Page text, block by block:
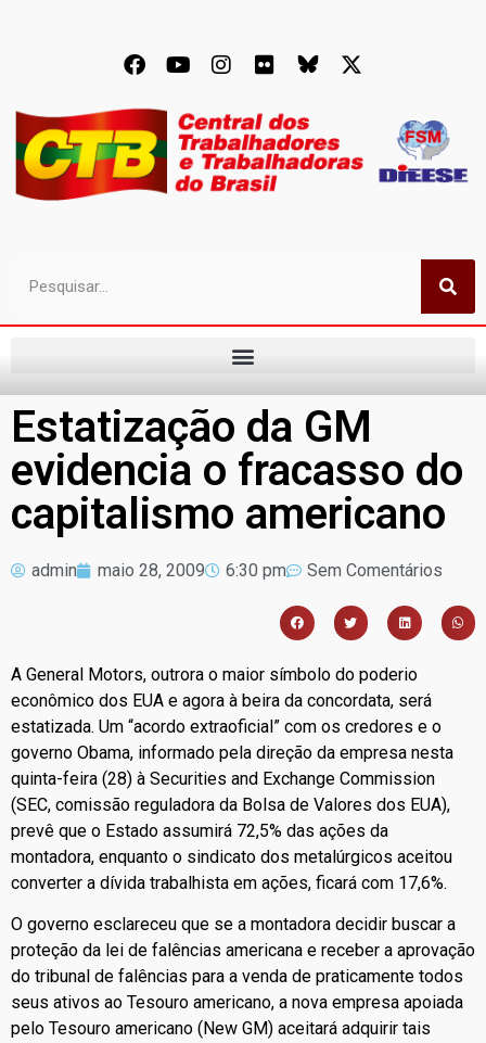
Estatização da GM
evidencia o fracasso do
capitalismo americano
admin maio 28, 2009 6:30 pm Sem Comentários
A General Motors, outrora o maior símbolo do poderio
econômico dos EUA e agora à beira da concordata, será
estatizada. Um “acordo extraoficial” com os credores e o
governo Obama, informado pela direção da empresa nesta
quinta-feira (28) à Securities and Exchange Commission
(SEC, comissão reguladora da Bolsa de Valores dos EUA),
prevê que o Estado assumirá 72,5% das ações da
montadora, enquanto o sindicato dos metalúrgicos aceitou
converter a dívida trabalhista em ações, ficará com 17,6%.
O governo esclareceu que se a montadora decidir buscar a
proteção da lei de falências americana e receber a aprovação
do tribunal de falências para a venda de praticamente todos
seus ativos ao Tesouro americano, a nova empresa apoiada
pelo Tesouro americano (New GM) aceitará adquirir tais